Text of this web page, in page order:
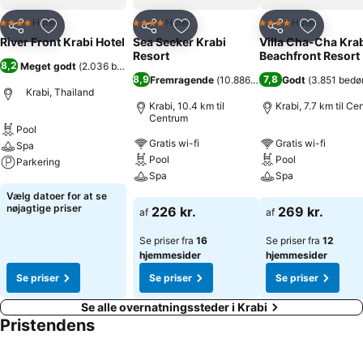
Del Føj til favoritter
4 StjernerHotel
River Front Krabi Hotel
8,2 Meget godt (2.036 bedømmelser
Krabi, Thailand
Pool
Spa
Parkering
Se priser
Vælg datoer for at se
nøjagtige priser
Se priser
Del Føj til favoritter
4 StjernerHotel
Sea Seeker Krabi
Resort
8,9Fremragende (10.886 bedømmelser)
Krabi, 10.4 km til
Centrum
Gratis wi-fi
Pool
Spa
Se priser
af 226 kr.
Se priser fra 16
hjemmesider
Se priser
Del Føj til
4 StjernerHotel
Villa Cha-Cha
Beachfront Resort
7,8 Godt (3.851
Krabi, 7.7 km til
Gratis wi-fi
Pool
Spa
Se priser
af 269 kr.
Se priser fra 12
hjemmesider
Se priser
Se alle overnatningssteder i Krabi
Pristendens